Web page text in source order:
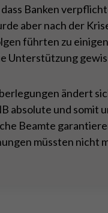
dass Banken
aber nach der
führten zu
Unterstützung
ändert
absolute und somit
Beamte
müssten nicht